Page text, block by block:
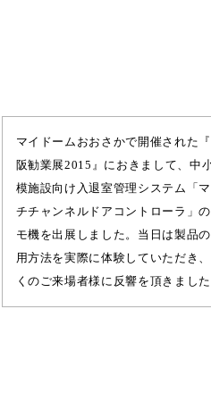
マイドームおおさかで開催された
阪勧業展2015』におきまして、中
模施設向け入退室管理システム「
チチャンネルドアコントローラ」
モ機を出展しました。当日は製品
用方法を実際に体験していただき
くのご来場者様に反響を頂きまし